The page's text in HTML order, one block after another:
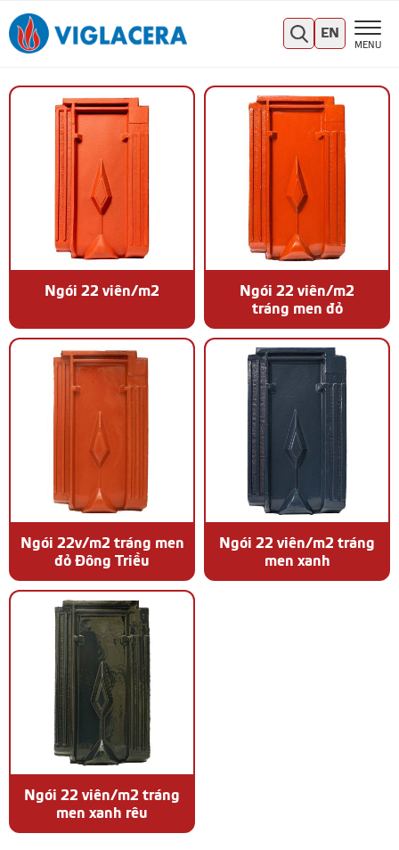
MENU
EN
Ngói 22 viên/m2
Ngói 22 viên/m2
tráng men đỏ
Ngói 22v/m2 tráng men
đỏ Đông Triều
Ngói 22 viên/m2 tráng
men xanh
Ngói 22 viên/m2 tráng
men xanh rêu